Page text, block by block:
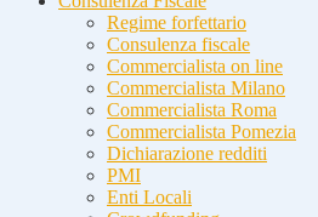
Regime forfettario
Consulenza fiscale
Commercialista on line
Commercialista Milano
Commercialista Roma
Commercialista Pomezia
Dichiarazione redditi
PMI
Enti Locali